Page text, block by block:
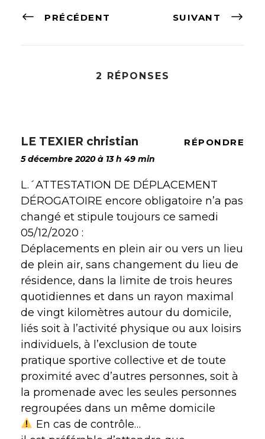
PRÉCÉDENT SUIVANT
2 RÉPONSES
LE TEXIER christian
5 décembre 2020 à 13 h 49 min
RÉPONDRE
L.´ATTESTATION DE DÉPLACEMENT
DÉROGATOIRE encore obligatoire n’a pas
changé et stipule toujours ce samedi
05/12/2020 :
Déplacements en plein air ou vers un lieu
de plein air, sans changement du lieu de
résidence, dans la limite de trois heures
quotidiennes et dans un rayon maximal
de vingt kilomètres autour du domicile,
liés soit à l’activité physique ou aux loisirs
individuels, à l’exclusion de toute
pratique sportive collective et de toute
proximité avec d’autres personnes, soit à
la promenade avec les seules personnes
regroupées dans un même domicile
En cas de contrôle…